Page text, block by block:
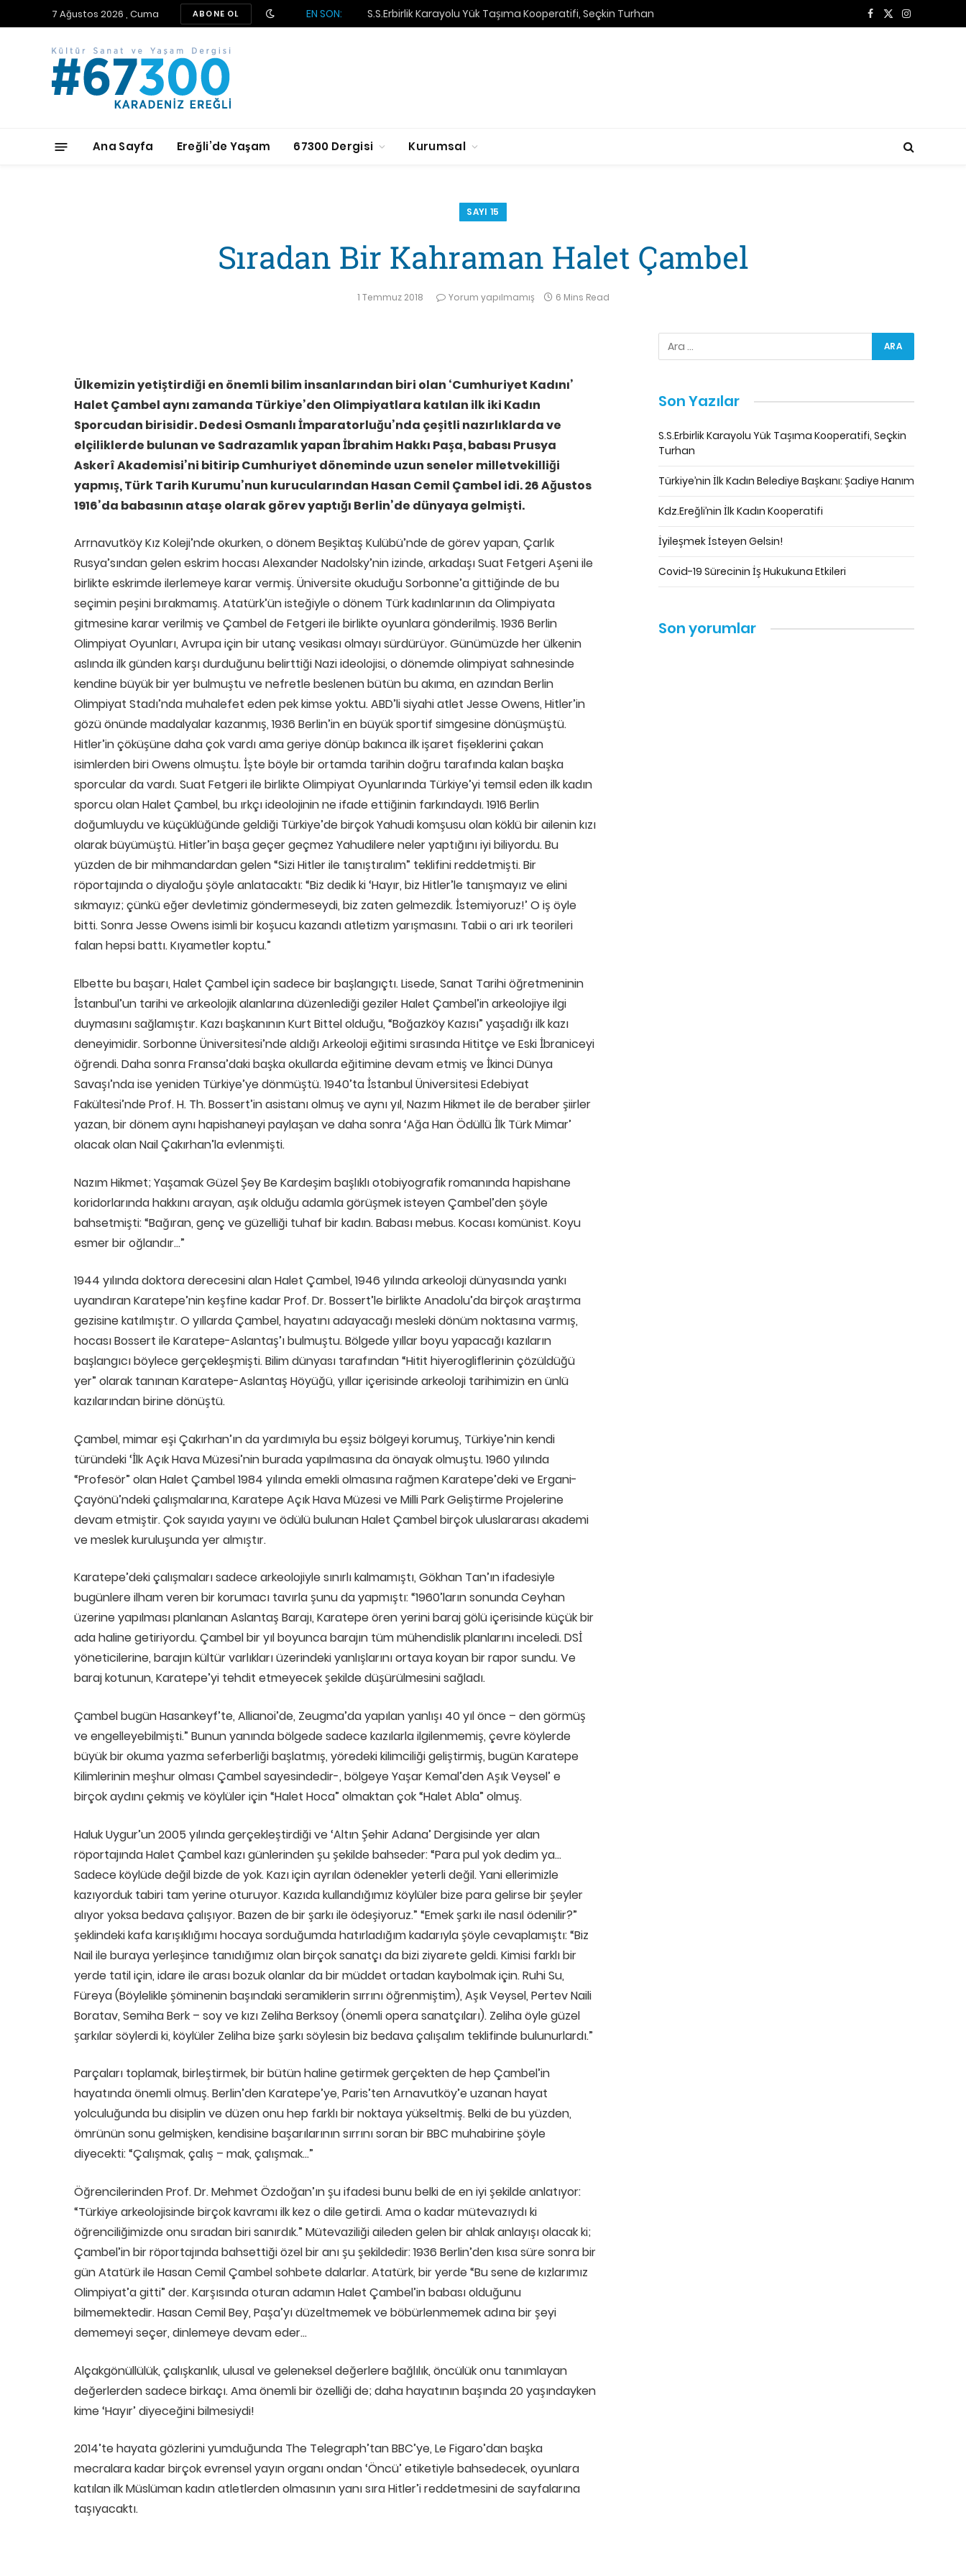
7 Ağustos 2026 , Cuma ABONE OL EN SON: S.S.Erbirlik Karayolu Yük Taşıma Kooperatifi, Seçkin Turhan Facebook
X
Instagram
Ana Sayfa Ereğli’de Yaşam 67300 Dergisi Kurumsal
SAYI 15
Sıradan Bir Kahraman Halet Çambel
1 Temmuz 2018 Yorum yapılmamış 6 Mins Read
Ülkemizin yetiştirdiği en önemli bilim insanlarından biri olan ‘Cumhuriyet Kadını’
Halet Çambel aynı zamanda Türkiye’den Olimpiyatlara katılan ilk iki Kadın
Sporcudan birisidir. Dedesi Osmanlı İmparatorluğu’nda çeşitli nazırlıklarda ve
elçiliklerde bulunan ve Sadrazamlık yapan İbrahim Hakkı Paşa, babası Prusya
Askerî Akademisi’ni bitirip Cumhuriyet döneminde uzun seneler milletvekilliği
yapmış, Türk Tarih Kurumu’nun kurucularından Hasan Cemil Çambel idi. 26 Ağustos
1916’da babasının ataşe olarak görev yaptığı Berlin’de dünyaya gelmişti.
Arrnavutköy Kız Koleji’nde okurken, o dönem Beşiktaş Kulübü’nde de görev yapan, Çarlık
Rusya’sından gelen eskrim hocası Alexander Nadolsky’nin izinde, arkadaşı Suat Fetgeri Aşeni ile
birlikte eskrimde ilerlemeye karar vermiş. Üniversite okuduğu Sorbonne’a gittiğinde de bu
seçimin peşini bırakmamış. Atatürk’ün isteğiyle o dönem Türk kadınlarının da Olimpiyata
gitmesine karar verilmiş ve Çambel de Fetgeri ile birlikte oyunlara gönderilmiş. 1936 Berlin
Olimpiyat Oyunları, Avrupa için bir utanç vesikası olmayı sürdürüyor. Günümüzde her ülkenin
aslında ilk günden karşı durduğunu belirttiği Nazi ideolojisi, o dönemde olimpiyat sahnesinde
kendine büyük bir yer bulmuştu ve nefretle beslenen bütün bu akıma, en azından Berlin
Olimpiyat Stadı’nda muhalefet eden pek kimse yoktu. ABD’li siyahi atlet Jesse Owens, Hitler’in
gözü önünde madalyalar kazanmış, 1936 Berlin’in en büyük sportif simgesine dönüşmüştü.
Hitler’in çöküşüne daha çok vardı ama geriye dönüp bakınca ilk işaret fişeklerini çakan
isimlerden biri Owens olmuştu. İşte böyle bir ortamda tarihin doğru tarafında kalan başka
sporcular da vardı. Suat Fetgeri ile birlikte Olimpiyat Oyunlarında Türkiye’yi temsil eden ilk kadın
sporcu olan Halet Çambel, bu ırkçı ideolojinin ne ifade ettiğinin farkındaydı. 1916 Berlin
doğumluydu ve küçüklüğünde geldiği Türkiye’de birçok Yahudi komşusu olan köklü bir ailenin kızı
olarak büyümüştü. Hitler’in başa geçer geçmez Yahudilere neler yaptığını iyi biliyordu. Bu
yüzden de bir mihmandardan gelen “Sizi Hitler ile tanıştıralım” teklifini reddetmişti. Bir
röportajında o diyaloğu şöyle anlatacaktı: “Biz dedik ki ‘Hayır, biz Hitler’le tanışmayız ve elini
sıkmayız; çünkü eğer devletimiz göndermeseydi, biz zaten gelmezdik. İstemiyoruz!’ O iş öyle
bitti. Sonra Jesse Owens isimli bir koşucu kazandı atletizm yarışmasını. Tabii o ari ırk teorileri
falan hepsi battı. Kıyametler koptu.”
Elbette bu başarı, Halet Çambel için sadece bir başlangıçtı. Lisede, Sanat Tarihi öğretmeninin
İstanbul’un tarihi ve arkeolojik alanlarına düzenlediği geziler Halet Çambel’in arkeolojiye ilgi
duymasını sağlamıştır. Kazı başkanının Kurt Bittel olduğu, “Boğazköy Kazısı” yaşadığı ilk kazı
deneyimidir. Sorbonne Üniversitesi’nde aldığı Arkeoloji eğitimi sırasında Hititçe ve Eski İbraniceyi
öğrendi. Daha sonra Fransa’daki başka okullarda eğitimine devam etmiş ve İkinci Dünya
Savaşı’nda ise yeniden Türkiye’ye dönmüştü. 1940’ta İstanbul Üniversitesi Edebiyat
Fakültesi’nde Prof. H. Th. Bossert’in asistanı olmuş ve aynı yıl, Nazım Hikmet ile de beraber şiirler
yazan, bir dönem aynı hapishaneyi paylaşan ve daha sonra ‘Ağa Han Ödüllü İlk Türk Mimar’
olacak olan Nail Çakırhan’la evlenmişti.
Nazım Hikmet; Yaşamak Güzel Şey Be Kardeşim başlıklı otobiyografik romanında hapishane
koridorlarında hakkını arayan, aşık olduğu adamla görüşmek isteyen Çambel’den şöyle
bahsetmişti: “Bağıran, genç ve güzelliği tuhaf bir kadın. Babası mebus. Kocası komünist. Koyu
esmer bir oğlandır…”
1944 yılında doktora derecesini alan Halet Çambel, 1946 yılında arkeoloji dünyasında yankı
uyandıran Karatepe’nin keşfine kadar Prof. Dr. Bossert’le birlikte Anadolu’da birçok araştırma
gezisine katılmıştır. O yıllarda Çambel, hayatını adayacağı mesleki dönüm noktasına varmış,
hocası Bossert ile Karatepe-Aslantaş’ı bulmuştu. Bölgede yıllar boyu yapacağı kazıların
başlangıcı böylece gerçekleşmişti. Bilim dünyası tarafından “Hitit hiyerogliflerinin çözüldüğü
yer” olarak tanınan Karatepe-Aslantaş Höyüğü, yıllar içerisinde arkeoloji tarihimizin en ünlü
kazılarından birine dönüştü.
Çambel, mimar eşi Çakırhan’ın da yardımıyla bu eşsiz bölgeyi korumuş, Türkiye’nin kendi
türündeki ‘İlk Açık Hava Müzesi’nin burada yapılmasına da önayak olmuştu. 1960 yılında
“Profesör” olan Halet Çambel 1984 yılında emekli olmasına rağmen Karatepe’deki ve Ergani-
Çayönü’ndeki çalışmalarına, Karatepe Açık Hava Müzesi ve Milli Park Geliştirme Projelerine
devam etmiştir. Çok sayıda yayını ve ödülü bulunan Halet Çambel birçok uluslararası akademi
ve meslek kuruluşunda yer almıştır.
Karatepe’deki çalışmaları sadece arkeolojiyle sınırlı kalmamıştı, Gökhan Tan’ın ifadesiyle
bugünlere ilham veren bir korumacı tavırla şunu da yapmıştı: “1960’ların sonunda Ceyhan
üzerine yapılması planlanan Aslantaş Barajı, Karatepe ören yerini baraj gölü içerisinde küçük bir
ada haline getiriyordu. Çambel bir yıl boyunca barajın tüm mühendislik planlarını inceledi. DSİ
yöneticilerine, barajın kültür varlıkları üzerindeki yanlışlarını ortaya koyan bir rapor sundu. Ve
baraj kotunun, Karatepe’yi tehdit etmeyecek şekilde düşürülmesini sağladı.
Çambel bugün Hasankeyf’te, Allianoi’de, Zeugma’da yapılan yanlışı 40 yıl önce – den görmüş
ve engelleyebilmişti.” Bunun yanında bölgede sadece kazılarla ilgilenmemiş, çevre köylerde
büyük bir okuma yazma seferberliği başlatmış, yöredeki kilimciliği geliştirmiş, bugün Karatepe
Kilimlerinin meşhur olması Çambel sayesindedir-, bölgeye Yaşar Kemal’den Aşık Veysel’ e
birçok aydını çekmiş ve köylüler için “Halet Hoca” olmaktan çok “Halet Abla” olmuş.
Haluk Uygur’un 2005 yılında gerçekleştirdiği ve ‘Altın Şehir Adana’ Dergisinde yer alan
röportajında Halet Çambel kazı günlerinden şu şekilde bahseder: “Para pul yok dedim ya…
Sadece köylüde değil bizde de yok. Kazı için ayrılan ödenekler yeterli değil. Yani ellerimizle
kazıyorduk tabiri tam yerine oturuyor. Kazıda kullandığımız köylüler bize para gelirse bir şeyler
alıyor yoksa bedava çalışıyor. Bazen de bir şarkı ile ödeşiyoruz.” “Emek şarkı ile nasıl ödenilir?”
şeklindeki kafa karışıklığımı hocaya sorduğumda hatırladığım kadarıyla şöyle cevaplamıştı: “Biz
Nail ile buraya yerleşince tanıdığımız olan birçok sanatçı da bizi ziyarete geldi. Kimisi farklı bir
yerde tatil için, idare ile arası bozuk olanlar da bir müddet ortadan kaybolmak için. Ruhi Su,
Füreya (Böylelikle şöminenin başındaki seramiklerin sırrını öğrenmiştim), Aşık Veysel, Pertev Naili
Boratav, Semiha Berk – soy ve kızı Zeliha Berksoy (önemli opera sanatçıları). Zeliha öyle güzel
şarkılar söylerdi ki, köylüler Zeliha bize şarkı söylesin biz bedava çalışalım teklifinde bulunurlardı.”
Parçaları toplamak, birleştirmek, bir bütün haline getirmek gerçekten de hep Çambel’in
hayatında önemli olmuş. Berlin’den Karatepe’ye, Paris’ten Arnavutköy’e uzanan hayat
yolculuğunda bu disiplin ve düzen onu hep farklı bir noktaya yükseltmiş. Belki de bu yüzden,
ömrünün sonu gelmişken, kendisine başarılarının sırrını soran bir BBC muhabirine şöyle
diyecekti: “Çalışmak, çalış – mak, çalışmak…”
Öğrencilerinden Prof. Dr. Mehmet Özdoğan’ın şu ifadesi bunu belki de en iyi şekilde anlatıyor:
“Türkiye arkeolojisinde birçok kavramı ilk kez o dile getirdi. Ama o kadar mütevazıydı ki
öğrenciliğimizde onu sıradan biri sanırdık.” Mütevaziliği aileden gelen bir ahlak anlayışı olacak ki;
Çambel’in bir röportajında bahsettiği özel bir anı şu şekildedir: 1936 Berlin’den kısa süre sonra bir
gün Atatürk ile Hasan Cemil Çambel sohbete dalarlar. Atatürk, bir yerde “Bu sene de kızlarımız
Olimpiyat’a gitti” der. Karşısında oturan adamın Halet Çambel’in babası olduğunu
bilmemektedir. Hasan Cemil Bey, Paşa’yı düzeltmemek ve böbürlenmemek adına bir şeyi
dememeyi seçer, dinlemeye devam eder…
Alçakgönüllülük, çalışkanlık, ulusal ve geleneksel değerlere bağlılık, öncülük onu tanımlayan
değerlerden sadece birkaçı. Ama önemli bir özelliği de; daha hayatının başında 20 yaşındayken
kime ‘Hayır’ diyeceğini bilmesiydi!
2014’te hayata gözlerini yumduğunda The Telegraph’tan BBC’ye, Le Figaro’dan başka
mecralara kadar birçok evrensel yayın organı ondan ‘Öncü’ etiketiyle bahsedecek, oyunlara
katılan ilk Müslüman kadın atletlerden olmasının yanı sıra Hitler’i reddetmesini de sayfalarına
taşıyacaktı.
Son Yazılar
S.S.Erbirlik Karayolu Yük Taşıma Kooperatifi, Seçkin
Turhan
Türkiye’nin İlk Kadın Belediye Başkanı: Şadiye Hanım
Kdz.Ereğli’nin İlk Kadın Kooperatifi
İyileşmek İsteyen Gelsin!
Covid-19 Sürecinin İş Hukukuna Etkileri
Son yorumlar